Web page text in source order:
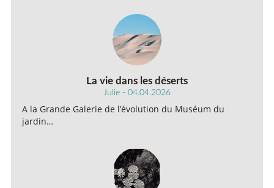
La vie dans les déserts
Julie - 04.04.2026
A la Grande Galerie de l’évolution du Muséum du
jardin…